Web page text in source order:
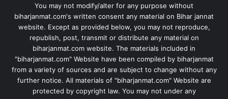
You may not modify/alter for any purpose without
biharjanmat.com's written consent any material on Bihar jannat
website. Except as provided below, you may not reproduce,
republish, post, transmit or distribute any material on
biharjanmat.com website. The materials included in
"biharjanmat.com" Website have been compiled by biharjanmat
from a variety of sources and are subject to change without any
further notice. All materials of "biharjanmat.com" Website are
protected by copyright law. You may not under any